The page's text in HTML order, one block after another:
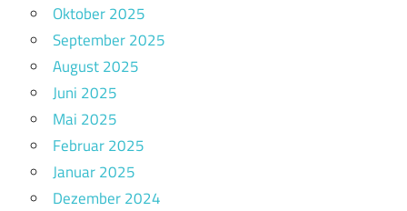
Oktober 2025
September 2025
August 2025
Juni 2025
Mai 2025
Februar 2025
Januar 2025
Dezember 2024